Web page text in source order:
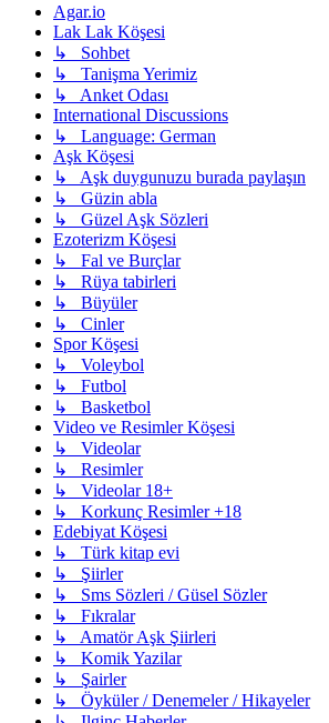
Agar.io
Lak Lak Köşesi
↳ Sohbet
↳ Tanişma Yerimiz
↳ Anket Odası
International Discussions
↳ Language: German
Aşk Köşesi
↳ Aşk duygunuzu burada paylaşın
↳ Güzin abla
↳ Güzel Aşk Sözleri
Ezoterizm Köşesi
↳ Fal ve Burçlar
↳ Rüya tabirleri
↳ Büyüler
↳ Cinler
Spor Köşesi
↳ Voleybol
↳ Futbol
↳ Basketbol
Video ve Resimler Köşesi
↳ Videolar
↳ Resimler
↳ Videolar 18+
↳ Korkunç Resimler +18
Edebiyat Köşesi
↳ Türk kitap evi
↳ Şiirler
↳ Sms Sözleri / Güsel Sözler
↳ Fıkralar
↳ Amatör Aşk Şiirleri
↳ Komik Yazilar
↳ Şairler
↳ Öyküler / Denemeler / Hikayeler